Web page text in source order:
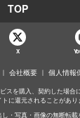
TOP
X
会社概要 個人情報
スを購入、契約した場合に
に還元されることがあり
・写真・画像の無断転載